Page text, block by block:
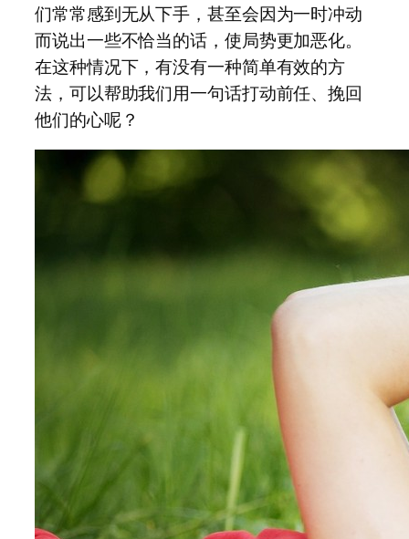
们常常感到无从下手，甚至会因为一时冲动
而说出一些不恰当的话，使局势更加恶化。
在这种情况下，有没有一种简单有效的方
法，可以帮助我们用一句话打动前任、挽回
他们的心呢？